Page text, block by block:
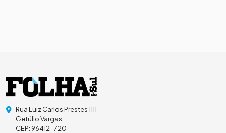
Rua Luiz Carlos Prestes 1111
Getúlio Vargas
CEP: 96412-720